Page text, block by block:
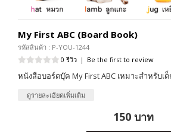
My First ABC (Board Book)
รหัสสินค้า : P-YOU-1244
0 รีวิว | Be the first to review
หนังสือบอร์ดบุ๊ค My First ABC เหมาะสำหรับเ
ดูรายละเอียดเพิ่มเติม
150 บาท